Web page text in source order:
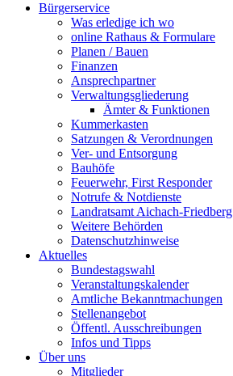
Bürgerservice
Was erledige ich wo
online Rathaus & Formulare
Planen / Bauen
Finanzen
Ansprechpartner
Verwaltungsgliederung
Ämter & Funktionen
Kummerkasten
Satzungen & Verordnungen
Ver- und Entsorgung
Bauhöfe
Feuerwehr, First Responder
Notrufe & Notdienste
Landratsamt Aichach-Friedberg
Weitere Behörden
Datenschutzhinweise
Aktuelles
Bundestagswahl
Veranstaltungskalender
Amtliche Bekanntmachungen
Stellenangebot
Öffentl. Ausschreibungen
Infos und Tipps
Über uns
Mitglieder